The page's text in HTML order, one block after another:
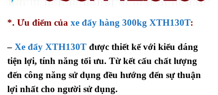
*. Ưu điểm của xe đẩy hàng 300kg XTH130T:
– Xe đẩy XTH130T được thiết kế với kiểu dáng
tiện lợi, tính năng tối ưu. Từ kết cấu chất lượng
đến công năng sử dụng đều hướng đến sự thuận
lợi nhất cho người sử dụng.